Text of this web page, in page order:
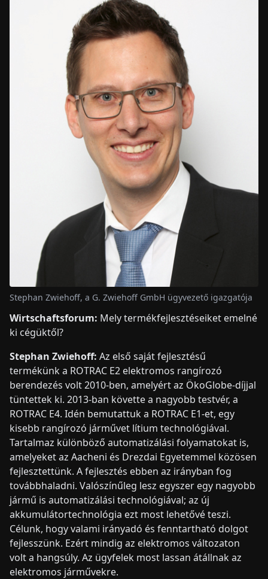
Stephan Zwiehoff, a G. Zwiehoff GmbH ügyvezető igazgatója
Wirtschaftsforum: Mely termékfejlesztéseiket emelné
ki cégüktől?
Stephan Zwiehoff: Az első saját fejlesztésű
termékünk a ROTRAC E2 elektromos rangírozó
berendezés volt 2010-ben, amelyért az ÖkoGlobe-díjjal
tüntettek ki. 2013-ban követte a nagyobb testvér, a
ROTRAC E4. Idén bemutattuk a ROTRAC E1-et, egy
kisebb rangírozó járművet lítium technológiával.
Tartalmaz különböző automatizálási folyamatokat is,
amelyeket az Aacheni és Drezdai Egyetemmel közösen
fejlesztettünk. A fejlesztés ebben az irányban fog
továbbhaladni. Valószínűleg lesz egyszer egy nagyobb
jármű is automatizálási technológiával; az új
akkumulátortechnológia ezt most lehetővé teszi.
Célunk, hogy valami irányadó és fenntartható dolgot
fejlesszünk. Ezért mindig az elektromos változaton
volt a hangsúly. Az ügyfelek most lassan átállnak az
elektromos járművekre.